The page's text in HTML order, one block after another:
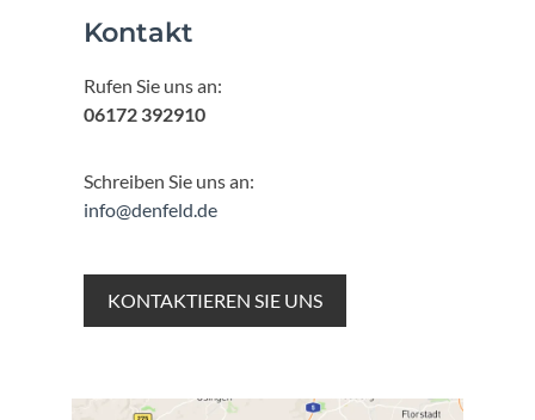
Kontakt
Rufen Sie uns an:
06172 392910
Schreiben Sie uns an:
info@denfeld.de
KONTAKTIEREN SIE UNS